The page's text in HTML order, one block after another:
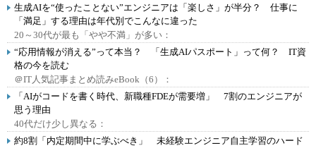
生成AIを“使ったことない”エンジニアは「楽しさ」が半分？ 仕事に
「満足」する理由は年代別でこんなに違った
20～30代が最も「やや不満」が多い：
“応用情報が消える”って本当？ 「生成AIパスポート」って何？ IT資
格の今を読む
＠IT人気記事まとめ読みeBook（6）：
「AIがコードを書く時代、新職種FDEが需要増」 7割のエンジニアが
思う理由
40代だけ少し異なる：
約8割「内定期間中に学ぶべき」 未経験エンジニア自主学習のハード